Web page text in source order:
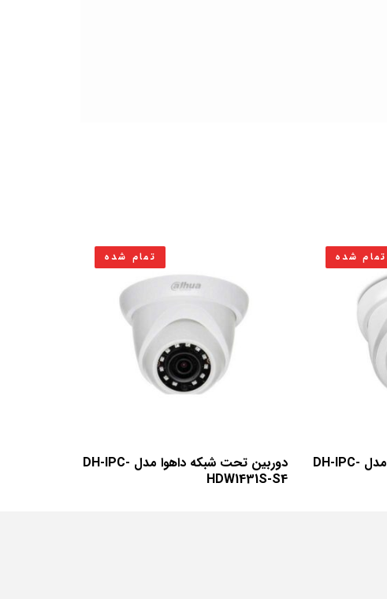
تمام شده
دوربین تحت شبکه داهوا مدل DH-IPC-
تمام شده
دوربین تحت شبکه داهوا مدل DH-IPC-
HDW1431S-S4